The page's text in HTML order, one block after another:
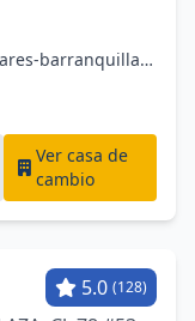
www.ubico.me/co/empresa/eu-dolares-barranquilla-42946
Ver casa de
cambio
5.0 (128)